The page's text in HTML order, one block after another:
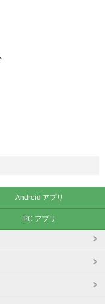
Android アプリ
PC アプリ